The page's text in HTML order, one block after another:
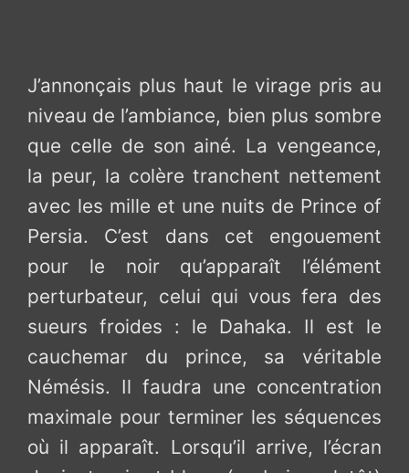
J’annonçais plus haut le virage pris au
niveau de l’ambiance, bien plus sombre
que celle de son ainé. La vengeance,
la peur, la colère tranchent nettement
avec les mille et une nuits de Prince of
Persia. C’est dans cet engouement
pour le noir qu’apparaît l’élément
perturbateur, celui qui vous fera des
sueurs froides : le Dahaka. Il est le
cauchemar du prince, sa véritable
Némésis. Il faudra une concentration
maximale pour terminer les séquences
où il apparaît. Lorsqu’il arrive, l’écran